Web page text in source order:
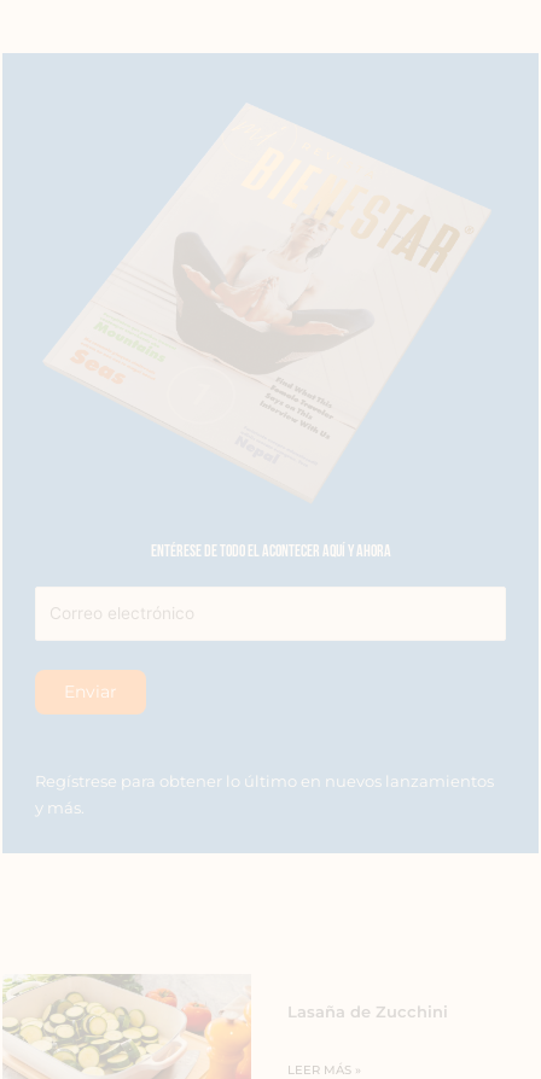
Entérese de todo el acontecer aquí y ahora
Regístrese para obtener lo último en nuevos lanzamientos
y más.
Lasaña de Zucchini
LEER MÁS »